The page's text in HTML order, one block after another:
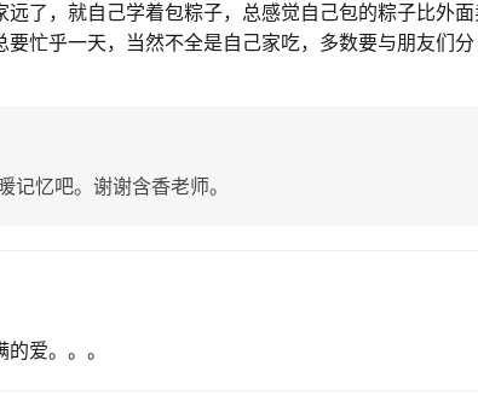
了，就自己学着包粽子，总感觉自己包的粽子比外
忙乎一天，当然不全是自己家吃，多数要与朋友们分
记忆吧。谢谢含香老师。
爱。。。